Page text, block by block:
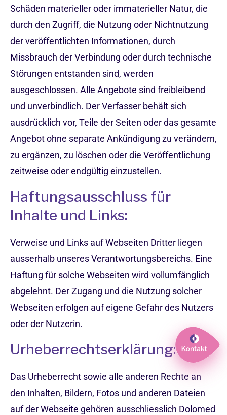
Schäden materieller oder immaterieller Natur, die
durch den Zugriff, die Nutzung oder Nichtnutzung
der veröffentlichten Informationen, durch
Missbrauch der Verbindung oder durch technische
Störungen entstanden sind, werden
ausgeschlossen. Alle Angebote sind freibleibend
und unverbindlich. Der Verfasser behält sich
ausdrücklich vor, Teile der Seiten oder das gesamte
Angebot ohne separate Ankündigung zu verändern,
zu ergänzen, zu löschen oder die Veröffentlichung
zeitweise oder endgültig einzustellen.
Haftungsausschluss für
Inhalte und Links:
Verweise und Links auf Webseiten Dritter liegen
ausserhalb unseres Verantwortungsbereichs. Eine
Haftung für solche Webseiten wird vollumfänglich
abgelehnt. Der Zugang und die Nutzung solcher
Webseiten erfolgen auf eigene Gefahr des Nutzers
oder der Nutzerin.
Urheberrechtserklärung:
Das Urheberrecht sowie alle anderen Rechte an
den Inhalten, Bildern, Fotos und anderen Dateien
auf der Webseite gehören ausschliesslich Dolomed